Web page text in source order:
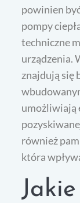
powinien
pompy
techniczne
urządzenia.
znajdują się
umożliwiają
również
która